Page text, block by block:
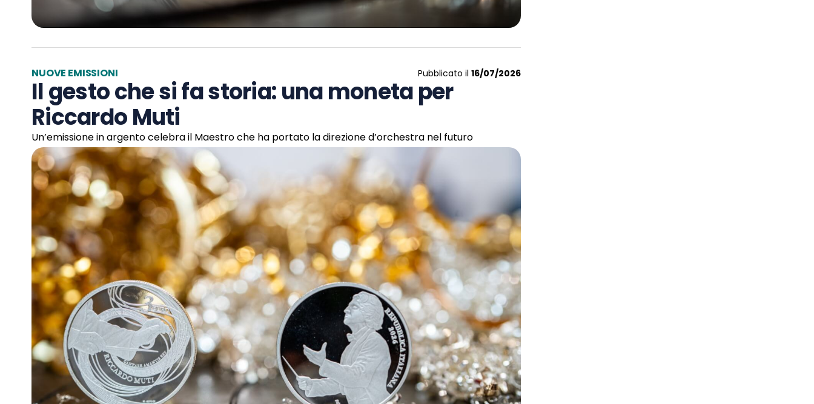
NUOVE EMISSIONI Pubblicato il 16/07/2026
Il gesto che si fa storia: una moneta per
Riccardo Muti
Un’emissione in argento celebra il Maestro che ha portato la direzione d’orchestra nel futuro